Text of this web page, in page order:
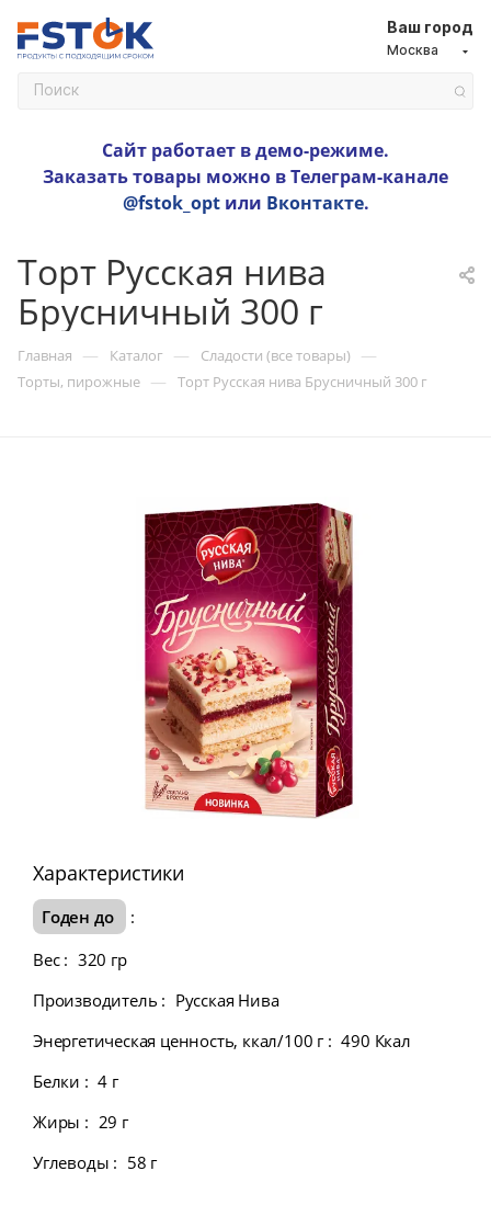
Ваш город
Москва
Сайт работает в демо-режиме.
Заказать товары можно в Телеграм-канале
@fstok_optили Вконтакте.
Торт Русская нива
Брусничный 300 г
Главная — Каталог — Сладости (все товары) —
Торты, пирожные — Торт Русская нива Брусничный 300 г
Характеристики
Годен до
:
Вес : 320 гр
Производитель : Русская Нива
Энергетическая ценность, ккал/100 г : 490 Ккал
Белки : 4 г
Жиры : 29 г
Углеводы : 58 г